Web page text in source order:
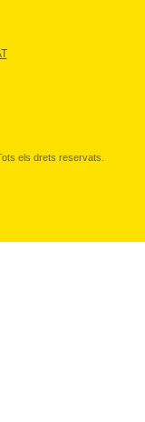
els drets reservats.